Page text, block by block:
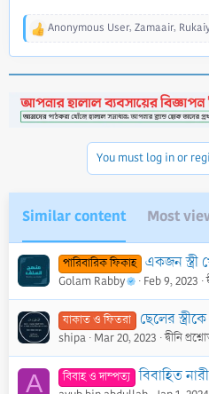
R
t
i
Anonymous User, Zamaair,
You must log in or
Similar content Most
পারিবারিক ফিকাহ একজন স্ত্রী খোলা করার পর
Golam Rabby Feb 9, 2023
যাকাত ও ফিতরা ছেলের
shipa Mar 20, 2023 দ্বীনি
A বিবাহ ও দাম্পত্য বিবাহিত নারীর সাথে